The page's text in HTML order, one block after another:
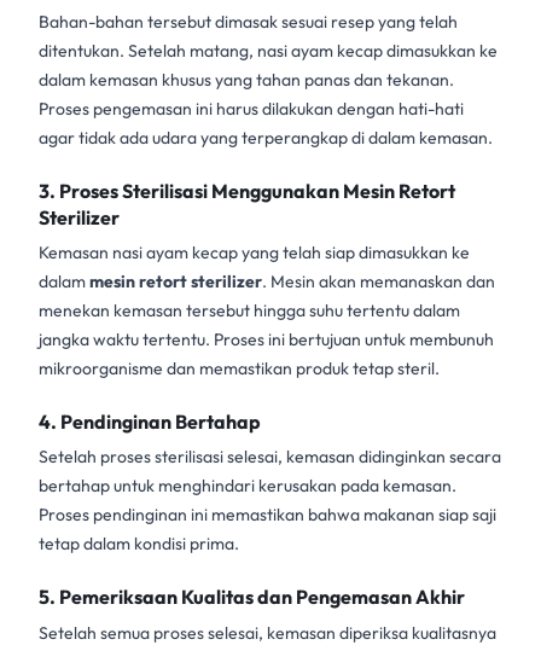
Bahan-bahan tersebut dimasak sesuai resep yang telah
ditentukan. Setelah matang, nasi ayam kecap dimasukkan ke
dalam kemasan khusus yang tahan panas dan tekanan.
Proses pengemasan ini harus dilakukan dengan hati-hati
agar tidak ada udara yang terperangkap di dalam kemasan.
3. Proses Sterilisasi Menggunakan Mesin Retort
Sterilizer
Kemasan nasi ayam kecap yang telah siap dimasukkan ke
dalammesin retort sterilizer. Mesin akan memanaskan dan
menekan kemasan tersebut hingga suhu tertentu dalam
jangka waktu tertentu. Proses ini bertujuan untuk membunuh
mikroorganisme dan memastikan produk tetap steril.
4. Pendinginan Bertahap
Setelah proses sterilisasi selesai, kemasan didinginkan secara
bertahap untuk menghindari kerusakan pada kemasan.
Proses pendinginan ini memastikan bahwa makanan siap saji
tetap dalam kondisi prima.
5. Pemeriksaan Kualitas dan Pengemasan Akhir
Setelah semua proses selesai, kemasan diperiksa kualitasnya